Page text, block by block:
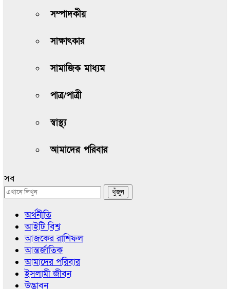
সম্পাদকীয়
সাক্ষাৎকার
সামাজিক মাধ্যম
পাত্র/পাত্রী
স্বাস্থ্য
আমাদের পরিবার
সব
অর্থনীতি
আইটি বিশ্ব
আজকের রাশিফল
আন্তর্জাতিক
আমাদের পরিবার
ইসলামী জীবন
উদ্ভাবন